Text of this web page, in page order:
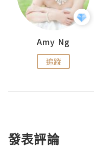
Amy Ng
追蹤
發表評論